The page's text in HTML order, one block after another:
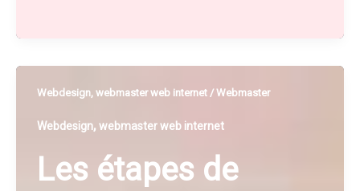
responsive
pour
la
Webdesign, webmaster web internet/ Webmaster
Webdesign, webmaster web internet
Les étapes de